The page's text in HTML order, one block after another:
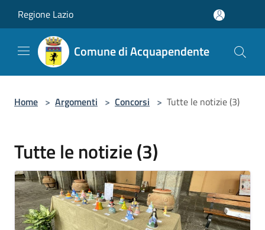
Regione Lazio
Comune di Acquapendente
Home > Argomenti > Concorsi > Tutte le notizie (3)
Tutte le notizie (3)